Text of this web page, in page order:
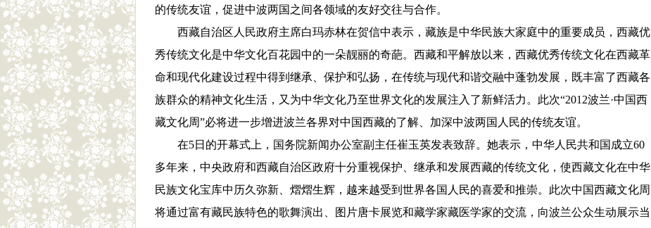
的传统友谊，促进中波两国之间各领域的友好交往与合作。
西藏自治区人民政府主席白玛赤林在贺信中表示，藏族是中华民族大家庭中的重要成员，西藏优
秀传统文化是中华文化百花园中的一朵靓丽的奇葩。西藏和平解放以来，西藏优秀传统文化在西藏革
命和现代化建设过程中得到继承、保护和弘扬，在传统与现代和谐交融中蓬勃发展，既丰富了西藏各
族群众的精神文化生活，又为中华文化乃至世界文化的发展注入了新鲜活力。此次“2012波兰·中国西
藏文化周”必将进一步增进波兰各界对中国西藏的了解、加深中波两国人民的传统友谊。
在5日的开幕式上，国务院新闻办公室副主任崔玉英发表致辞。她表示，中华人民共和国成立60
多年来，中央政府和西藏自治区政府十分重视保护、继承和发展西藏的传统文化，使西藏文化在中华
民族文化宝库中历久弥新、熠熠生辉，越来越受到世界各国人民的喜爱和推崇。此次中国西藏文化周
将通过富有藏民族特色的歌舞演出、图片唐卡展览和藏学家藏医学家的交流，向波兰公众生动展示当